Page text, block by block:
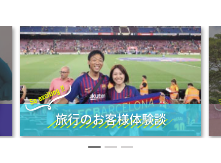
旅行のお客様体験談